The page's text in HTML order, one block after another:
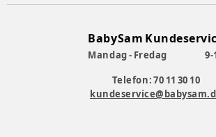
BabySam
Mandag - Fredag
9-
Telefon: 70 11 30 10